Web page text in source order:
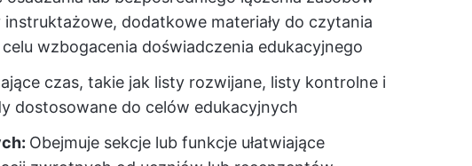
dodatkowe materiały do czytania
wzbogacenia doświadczenia edukacyjnego
czas, takie jak listy rozwijane, listy kontrolne i
dostosowane do celów edukacyjnych
Obejmuje sekcje lub funkcje ułatwiające